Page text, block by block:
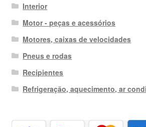
Interior
Motor - peças e acessórios
Motores, caixas de velocidades
Pneus e rodas
Recipientes
Refrigeração, aquecimento, ar